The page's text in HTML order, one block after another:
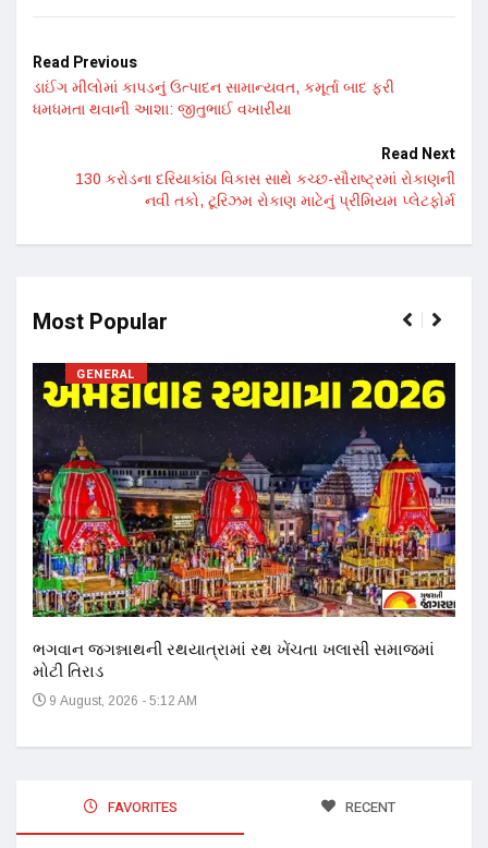
Read Previous
ડાઈંગ મીલોમાં કાપડનું ઉત્પાદન સામાન્યવત, કમૂર્તા બાદ ફરી
ધમધમતા થવાની આશા: જીતુભાઈ વખારીયા
Read Next
130 કરોડના દરિયાકાંઠા વિકાસ સાથે કચ્છ-સૌરાષ્ટ્રમાં રોકાણની
નવી તકો, ટૂરિઝમ રોકાણ માટેનું પ્રીમિયમ પ્લેટફોર્મ
Most Popular
GENERAL
ભગવાન જગન્નાથની રથયાત્રામાં રથ ખેંચતા ખલાસી સમાજમાં
મોટી તિરાડ
9 August, 2026 - 5:12 AM
FAVORITES RECENT